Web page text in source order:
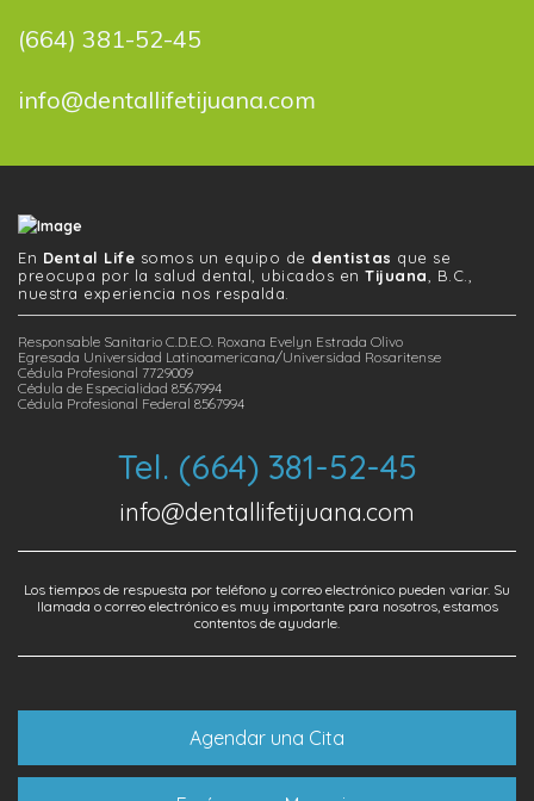
(664) 381-52-45
info@dentallifetijuana.com
En Dental Life somos un equipo de dentistas que se
preocupa por la salud dental, ubicados en Tijuana, B.C.,
nuestra experiencia nos respalda.
Responsable Sanitario C.D.E.O. Roxana Evelyn Estrada Olivo
Egresada Universidad Latinoamericana/Universidad Rosaritense
Cédula Profesional 7729009
Cédula de Especialidad 8567994
Cédula Profesional Federal 8567994
Tel. (664) 381-52-45
info@dentallifetijuana.com
Los tiempos de respuesta por teléfono y correo electrónico pueden variar. Su
llamada o correo electrónico es muy importante para nosotros, estamos
contentos de ayudarle.
Agendar una Cita